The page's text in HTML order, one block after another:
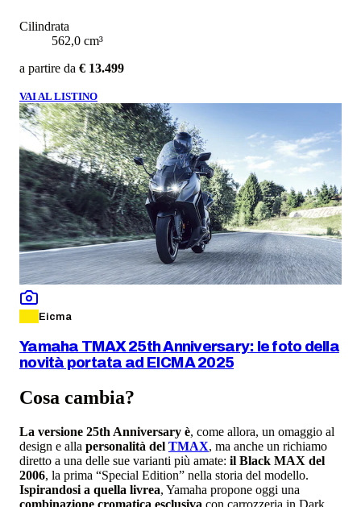
Cilindrata
562,0 cm³
a partire da € 13.499
VAI AL LISTINO
Eicma
Yamaha TMAX 25th Anniversary: le foto della
novità portata ad EICMA 2025
Cosa cambia?
La versione 25th Anniversary è, come allora, un omaggio al
design e alla personalità del TMAX, ma anche un richiamo
diretto a una delle sue varianti più amate: il Black MAX del
2006, la prima “Special Edition” nella storia del modello.
Ispirandosi a quella livrea, Yamaha propone oggi una
combinazione cromatica esclusiva con carrozzeria in Dark